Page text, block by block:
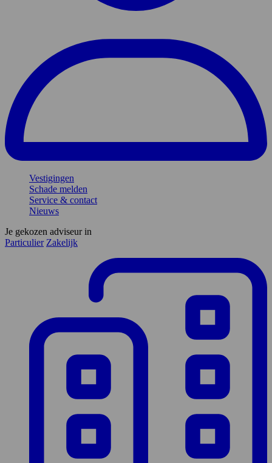
Vestigingen
Schade melden
Service & contact
Nieuws
Je gekozen adviseur in
Particulier Zakelijk